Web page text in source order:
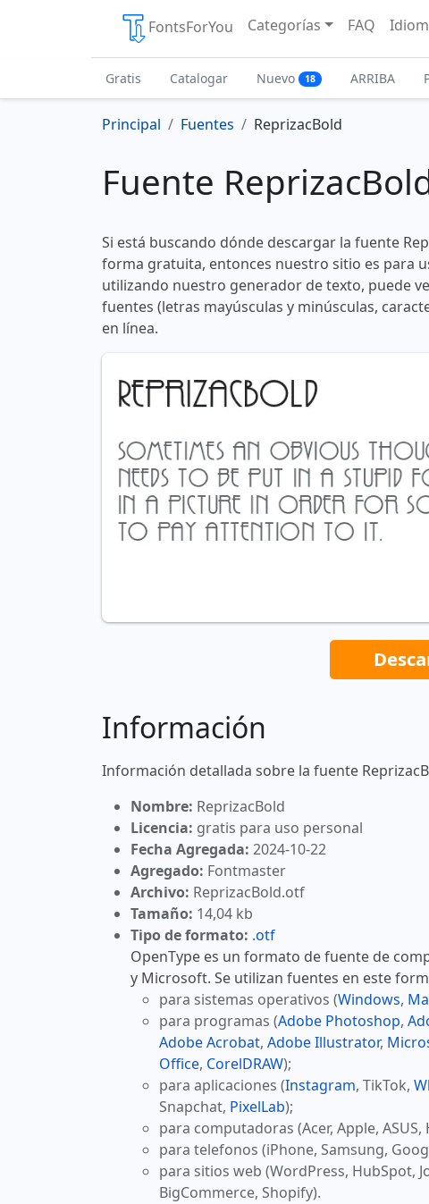
FontsForYou Categorías FAQ
Gratis Catalogar Nuevo 18 ARRIBA
Principal Fuentes ReprizacBold
Fuente
Si está buscando dónde descargar la fuente
forma gratuita, entonces nuestro sitio es para
utilizando nuestro generador de texto, puede
fuentes (letras mayúsculas y minúsculas,
en línea.
Información
Información detallada sobre la fuente
Nombre: ReprizacBold
Licencia: gratis para uso personal
Fecha Agregada: 2024-10-22
Agregado: Fontmaster
Archivo: ReprizacBold.otf
Tamaño: 14,04 kb
Tipo de formato: .otf
OpenType es un formato de fuente de
y Microsoft. Se utilizan fuentes en este
para sistemas operativos (Windows,
para programas (Adobe Photoshop,
Adobe Acrobat, Adobe Illustrator,
Office, CorelDRAW);
para aplicaciones (Instagram, TikTok,
Snapchat, PixelLab);
para computadoras (Acer, Apple, ASUS,
para telefonos (iPhone, Samsung,
para sitios web (WordPress, HubSpot,
BigCommerce, Shopify).